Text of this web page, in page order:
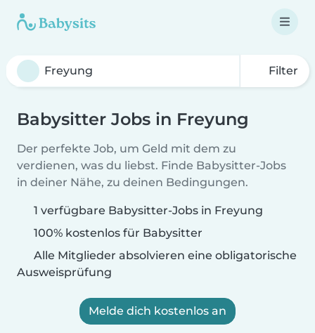
Filter
Babysitter Jobs in Freyung
Der perfekte Job, um Geld mit dem zu
verdienen, was du liebst. Finde Babysitter-Jobs
in deiner Nähe, zu deinen Bedingungen.
1 verfügbare Babysitter-Jobs in Freyung
100% kostenlos für Babysitter
Alle Mitglieder absolvieren eine obligatorische
Ausweisprüfung
Melde dich kostenlos an